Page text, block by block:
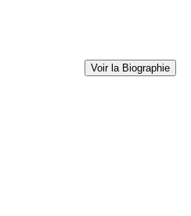
Voir la Biographie